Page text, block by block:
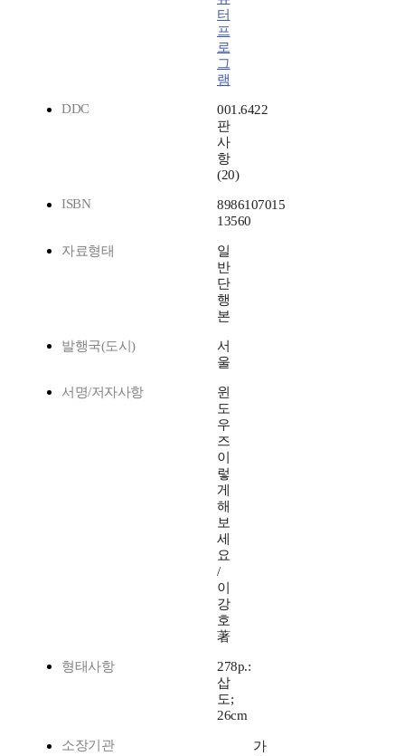
터
프
로
그
램
DDC
001.6422
판
사
항
(20)
ISBN
8986107015
13560
자료형태
일
반
단
행
본
발행국(도시)
서
울
서명/저자사항
윈
도
우
즈
이
렇
게
해
보
세
요
/
이
강
호
著
형태사항
278p.:
삽
도;
26cm
소장기관
가